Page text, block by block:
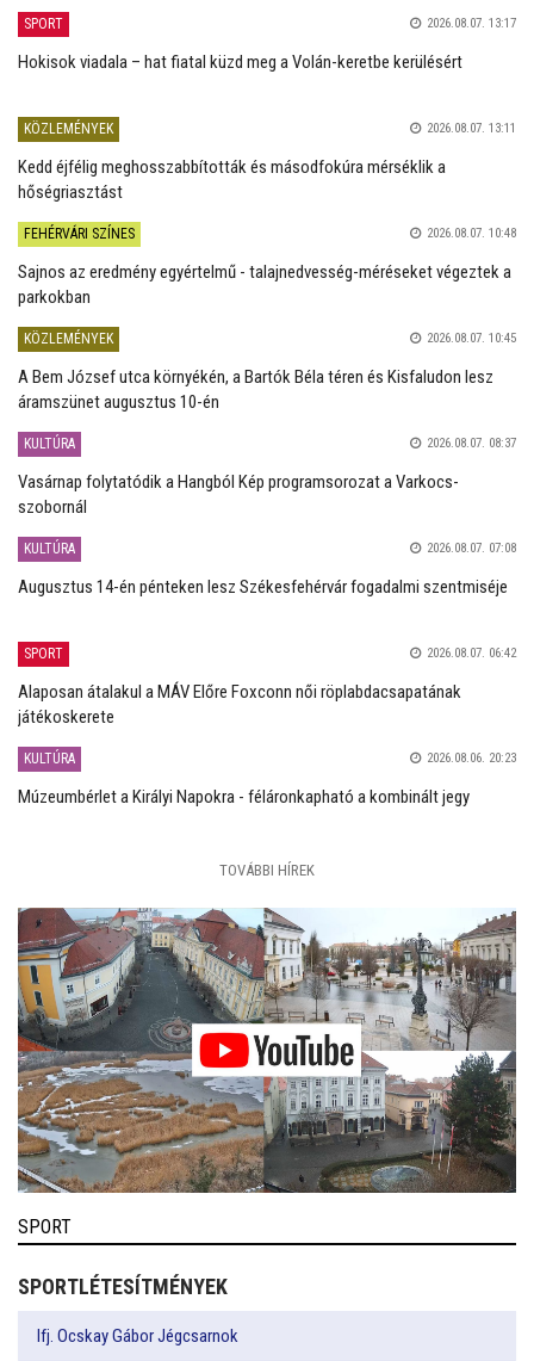
SPORT 2026.08.07. 13:17
Hokisok viadala – hat fiatal küzd meg a Volán-keretbe kerülésért
KÖZLEMÉNYEK 2026.08.07. 13:11
Kedd éjfélig meghosszabbították és másodfokúra mérséklik a
hőségriasztást
FEHÉRVÁRI SZÍNES 2026.08.07. 10:48
Sajnos az eredmény egyértelmű - talajnedvesség-méréseket végeztek a
parkokban
KÖZLEMÉNYEK 2026.08.07. 10:45
A Bem József utca környékén, a Bartók Béla téren és Kisfaludon lesz
áramszünet augusztus 10-én
KULTÚRA 2026.08.07. 08:37
Vasárnap folytatódik a Hangból Kép programsorozat a Varkocs-
szobornál
KULTÚRA 2026.08.07. 07:08
Augusztus 14-én pénteken lesz Székesfehérvár fogadalmi szentmiséje
SPORT 2026.08.07. 06:42
Alaposan átalakul a MÁV Előre Foxconn női röplabdacsapatának
játékoskerete
KULTÚRA 2026.08.06. 20:23
Múzeumbérlet a Királyi Napokra - féláronkapható a kombinált jegy
TOVÁBBI HÍREK
SPORT
SPORTLÉTESÍTMÉNYEK
Ifj. Ocskay Gábor Jégcsarnok